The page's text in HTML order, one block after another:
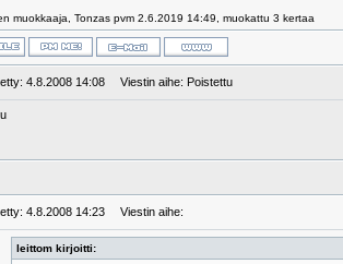
muokkaaja, Tonzas pvm 2.6.2019 14:49, muokattu 3 kertaa
4.8.2008 14:08 Viestin aihe: Poistettu
4.8.2008 14:23 Viestin aihe:
leittom kirjoitti: